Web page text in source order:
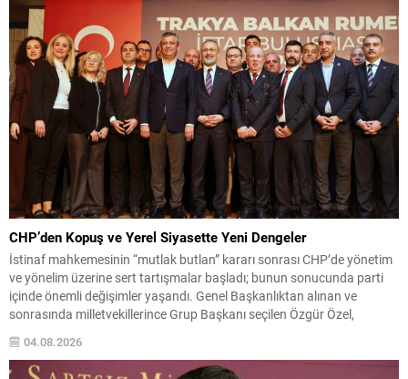
CHP’den Kopuş ve Yerel Siyasette Yeni Dengeler
İstinaf mahkemesinin “mutlak butlan” kararı sonrası CHP’de yönetim
ve yönelim üzerine sert tartışmalar başladı; bunun sonucunda parti
içinde önemli değişimler yaşandı. Genel Başkanlıktan alınan ve
sonrasında milletvekillerince Grup Başkanı seçilen Özgür Özel,
olağanüstü kurultay taleplerinin karşılanmaması üzerine partiden
ayrılarak Yeni Parti’yi kurdu. Bu gelişme, partinin meclisteki
konumunu etkileyerek ana muhalefet...
04.08.2026